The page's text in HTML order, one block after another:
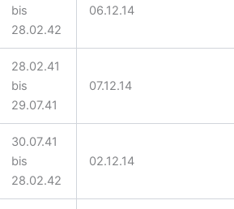
bis
28.02.42
06.12.14
28.02.41
bis
29.07.41
07.12.14
30.07.41
bis
28.02.42
02.12.14